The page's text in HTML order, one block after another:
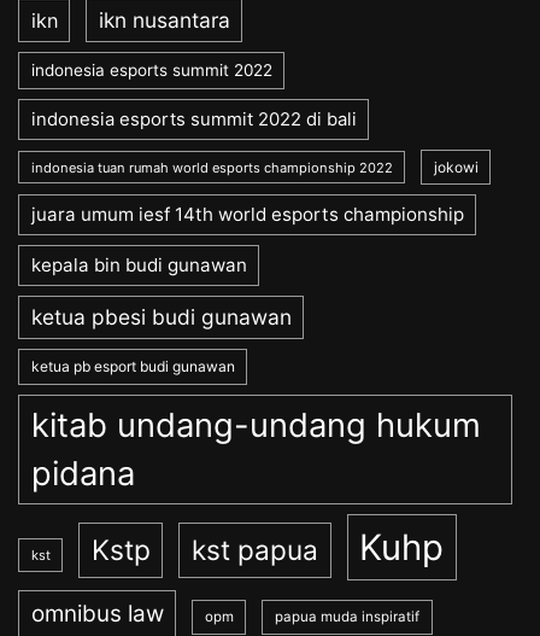
ikn ikn nusantara
indonesia esports summit 2022
indonesia esports summit 2022 di bali
indonesia tuan rumah world esports championship 2022 jokowi
juara umum iesf 14th world esports championship
kepala bin budi gunawan
ketua pbesi budi gunawan
ketua pb esport budi gunawan
kitab undang-undang hukum
pidana
kst Kstp kst papua Kuhp
omnibus law opm papua muda inspiratif